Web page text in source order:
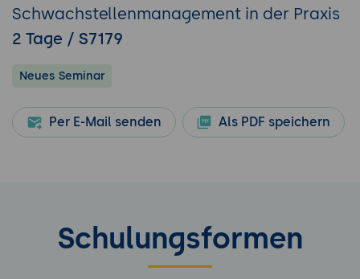
Schwachstellenmanagement in der Praxis
2 Tage / S7179
Neues Seminar
Per E-Mail senden Als PDF speichern
Schulungsformen